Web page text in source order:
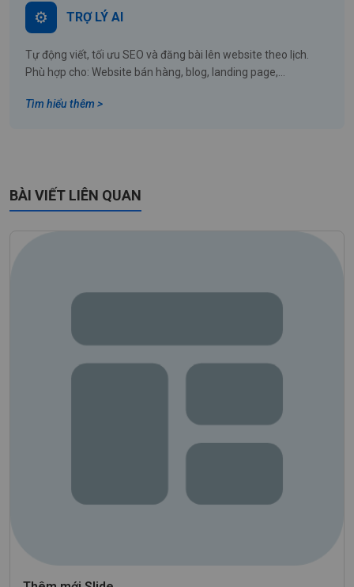
TRỢ LÝ AI
Tự động viết, tối ưu SEO và đăng bài lên website theo lịch.
Phù hợp cho: Website bán hàng, blog, landing page,...
Tìm hiểu thêm >
BÀI VIẾT LIÊN QUAN